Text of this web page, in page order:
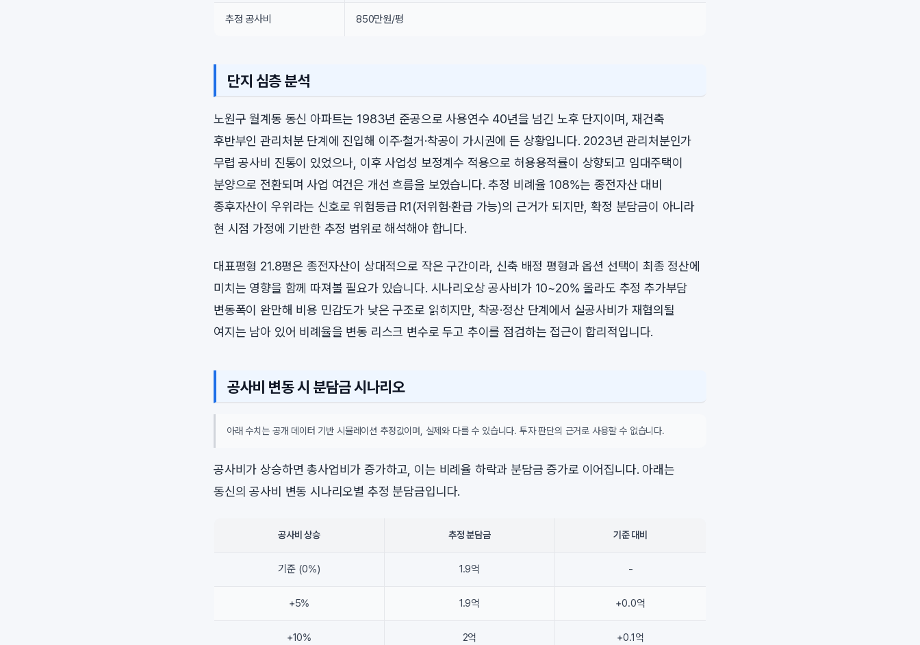
추정 공사비 850만원/평
단지 심층 분석
노원구 월계동 동신 아파트는 1983년 준공으로 사용연수 40년을 넘긴 노후 단지이며, 재건축
후반부인 관리처분 단계에 진입해 이주·철거·착공이 가시권에 든 상황입니다. 2023년 관리처분인가
무렵 공사비 진통이 있었으나, 이후 사업성 보정계수 적용으로 허용용적률이 상향되고 임대주택이
분양으로 전환되며 사업 여건은 개선 흐름을 보였습니다. 추정 비례율 108%는 종전자산 대비
종후자산이 우위라는 신호로 위험등급 R1(저위험·환급 가능)의 근거가 되지만, 확정 분담금이 아니라
현 시점 가정에 기반한 추정 범위로 해석해야 합니다.
대표평형 21.8평은 종전자산이 상대적으로 작은 구간이라, 신축 배정 평형과 옵션 선택이 최종 정산에
미치는 영향을 함께 따져볼 필요가 있습니다. 시나리오상 공사비가 10~20% 올라도 추정 추가부담
변동폭이 완만해 비용 민감도가 낮은 구조로 읽히지만, 착공·정산 단계에서 실공사비가 재협의될
여지는 남아 있어 비례율을 변동 리스크 변수로 두고 추이를 점검하는 접근이 합리적입니다.
공사비 변동 시 분담금 시나리오
아래 수치는 공개 데이터 기반 시뮬레이션 추정값이며, 실제와 다를 수 있습니다. 투자 판단의 근거로 사용할 수 없습니다.
공사비가 상승하면 총사업비가 증가하고, 이는 비례율 하락과 분담금 증가로 이어집니다. 아래는
동신의 공사비 변동 시나리오별 추정 분담금입니다.
공사비 상승 추정 분담금 기준 대비
기준 (0%) 1.9억 -
+5% 1.9억 +0.0억
+10% 2억 +0.1억